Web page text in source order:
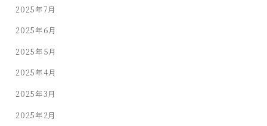
2025年7月
2025年6月
2025年5月
2025年4月
2025年3月
2025年2月